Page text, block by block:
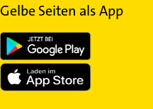
Gelbe Seiten als App